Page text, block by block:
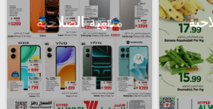
منتهية الصلاحية